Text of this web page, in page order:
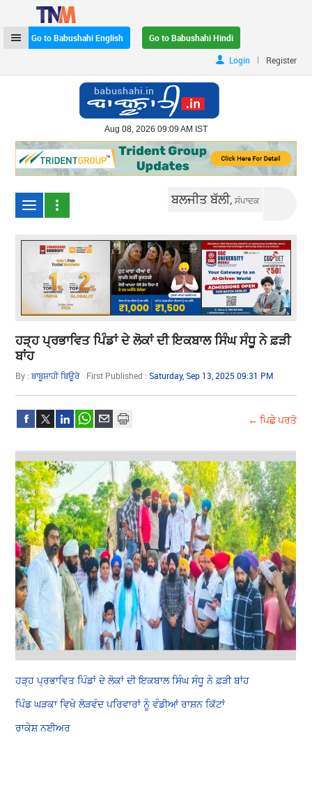
Go to Babushahi English
Go to Babushahi Hindi
Login
| Register
Aug 08, 2026 09:09 AM IST
ਬਲਜੀਤ ਬੱਲੀ,ਸੰਪਾਦਕ
ਹੜ੍ਹ ਪ੍ਰਭਾਵਿਤ ਪਿੰਡਾਂ ਦੇ ਲੋਕਾਂ ਦੀ ਇਕਬਾਲ ਸਿੰਘ ਸੰਧੂ ਨੇ ਫ਼ੜੀ
ਬਾਂਹ
By :ਬਾਬੂਸ਼ਾਹੀ ਬਿਊਰੋ First Published :Saturday, Sep 13, 2025 09:31 PM
← ਪਿਛੇ ਪਰਤੋ
ਹੜ੍ਹ ਪ੍ਰਭਾਵਿਤ ਪਿੰਡਾਂ ਦੇ ਲੋਕਾਂ ਦੀ ਇਕਬਾਲ ਸਿੰਘ ਸੰਧੂ ਨੇ ਫ਼ੜੀ ਬਾਂਹ
ਪਿੰਡ ਘੜਕਾ ਵਿਖੇ ਲੋੜਵੰਦ ਪਰਿਵਾਰਾਂ ਨੂੰ ਵੰਡੀਆਂ ਰਾਸ਼ਨ ਕਿੱਟਾਂ
ਰਾਕੇਸ਼ ਨਈਅਰ